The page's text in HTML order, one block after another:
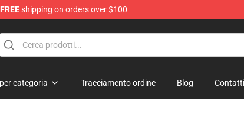
FREEshipping on orders over $100
categoria Tracciamento ordine Blog Contatti